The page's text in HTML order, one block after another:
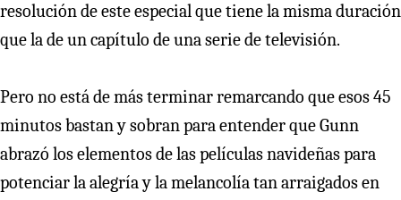
resolución de este especial que tiene la misma duración
que la de un capítulo de una serie de televisión.
Pero no está de más terminar remarcando que esos 45
minutos bastan y sobran para entender que Gunn
abrazó los elementos de las películas navideñas para
potenciar la alegría y la melancolía tan arraigados en